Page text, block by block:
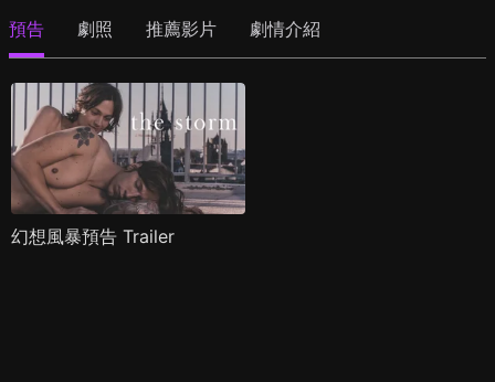
預告 劇照 推薦影片 劇情介紹
幻想風暴預告 Trailer